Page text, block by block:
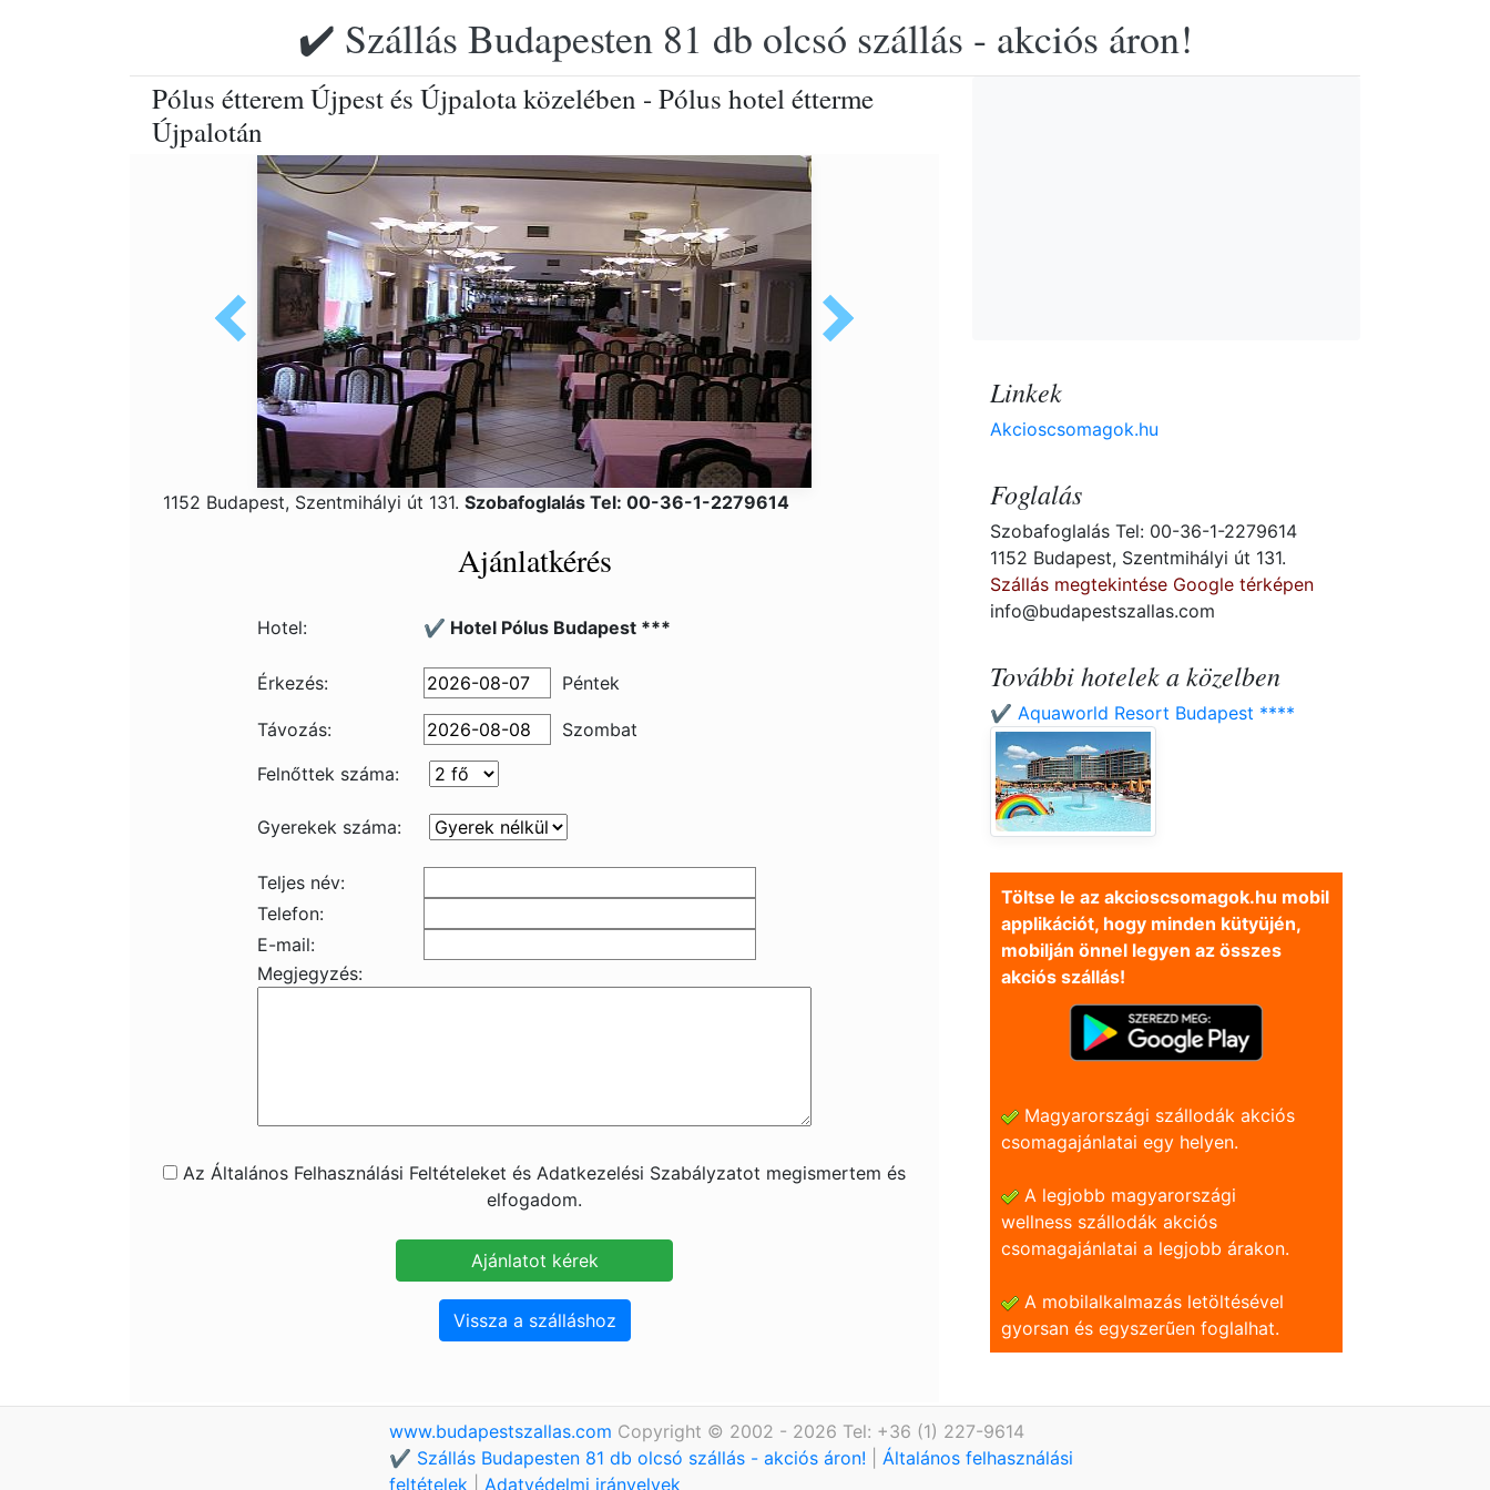
✔️ Szállás Budapesten 81 db olcsó szállás - akciós áron!
Pólus étterem Újpest és Újpalota közelében - Pólus hotel étterme
Újpalotán
1152 Budapest, Szentmihályi út 131. Szobafoglalás Tel: 00-36-1-2279614
Ajánlatkérés
Hotel: ✔️ Hotel Pólus Budapest ***
Érkezés: Péntek
Távozás:
Szombat
Felnőttek száma:
Gyerekek száma:
Teljes név:
Telefon:
E-mail:
Megjegyzés:
Az Általános Felhasználási Feltételeket és Adatkezelési Szabályzatot megismertem és
elfogadom.
Vissza a szálláshoz
Linkek
Akcioscsomagok.hu
Foglalás
Szobafoglalás Tel: 00-36-1-2279614
1152 Budapest, Szentmihályi út 131.
Szállás megtekintése Google térképen
info@budapestszallas.com
További hotelek a közelben
✔️ Aquaworld Resort Budapest ****
Töltse le az akcioscsomagok.hu mobil
applikációt, hogy minden kütyüjén,
mobilján önnel legyen az összes
akciós szállás!
Magyarországi szállodák akciós
csomagajánlatai egy helyen.
A legjobb magyarországi
wellness szállodák akciós
csomagajánlatai a legjobb árakon.
A mobilalkalmazás letöltésével
gyorsan és egyszerũen foglalhat.
www.budapestszallas.com Copyright © 2002 - 2026 Tel: +36 (1) 227-9614
✔️ Szállás Budapesten 81 db olcsó szállás - akciós áron!
Általános felhasználási
feltételek
Adatvédelmi irányelvek